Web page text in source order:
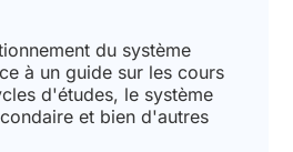
du système
à un guide sur les cours
d'études, le système
et bien d'autres